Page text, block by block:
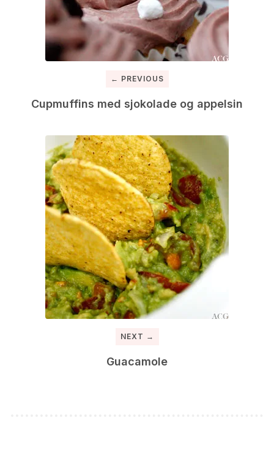
← PREVIOUS
Cupmuffins med sjokolade og appelsin
NEXT →
Guacamole